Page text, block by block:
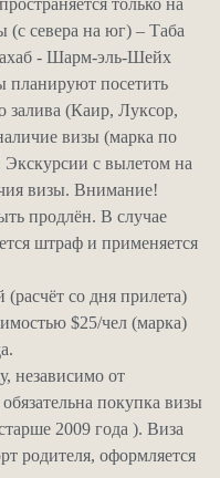
только на
(с севера на юг) – Таба
- Шарм-эль-Шейх
планируют посетить
залива (Каир, Луксор,
визы (марка по
Экскурсии с вылетом на
визы. Внимание!
продлён. В случае
штраф и применяется
со дня прилета)
$25/чел (марка)
независимо от
покупка визы
2009 года ). Виза
родителя, оформляется